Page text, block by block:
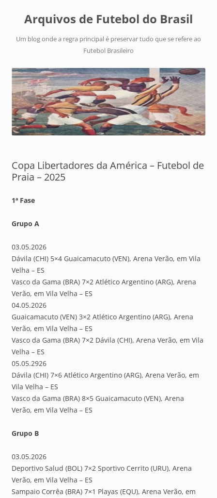
Arquivos de Futebol do Brasil
Um blog onde a regra principal é preservar tudo que se refere ao
Futebol Brasileiro
Copa Libertadores da América – Futebol de
Praia – 2025
1ª Fase
Grupo A
03.05.2026
Dávila (CHI) 5×4 Guaicamacuto (VEN), Arena Verão, em Vila
Velha – ES
Vasco da Gama (BRA) 7×2 Atlético Argentino (ARG), Arena
Verão, em Vila Velha – ES
04.05.2026
Guaicamacuto (VEN) 3×2 Atlético Argentino (ARG), Arena
Verão, em Vila Velha – ES
Vasco da Gama (BRA) 7×2 Dávila (CHI), Arena Verão, em Vila
Velha – ES
05.05.2926
Dávila (CHI) 7×6 Atlético Argentino (ARG), Arena Verão, em
Vila Velha – ES
Vasco da Gama (BRA) 8×5 Guaicamacuto (VEN), Arena
Verão, em Vila Velha – ES
Grupo B
03.05.2026
Deportivo Salud (BOL) 7×2 Sportivo Cerrito (URU), Arena
Verão, em Vila Velha – ES
Sampaio Corrêa (BRA) 7×1 Playas (EQU), Arena Verão, em